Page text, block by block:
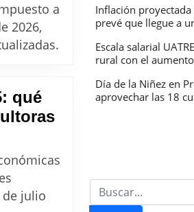
a
2026,
qué
julio
Inflación
prevé que llegue a
Escala salarial
rural con el
Día de la Niñez en
aprovechar las 18